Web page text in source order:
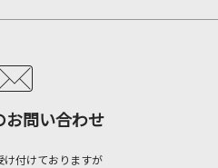
お問い合わせ
付けておりますが